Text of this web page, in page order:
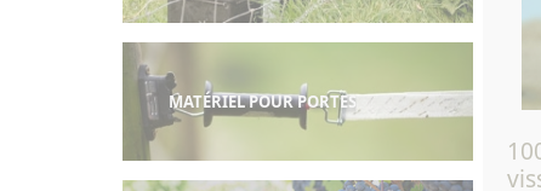
MATÉRIEL POUR PORTES
100 - isolateur à